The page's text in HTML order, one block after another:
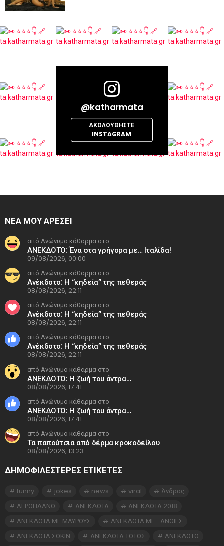
@katharmata
ΑΚΟΛΟΥΘΉΣΤΕ
INSTAGRAM
ΝΕΑ ΜΟΥ ΑΡΕΣΕΙ
από Ανώνυμο κάθαρμα στο
ΑΝΕΚΔΟΤΟ: Ένα στα γρήγορα με… Ιταλίδα!
09/08/2026, 00:00
από Ανώνυμο κάθαρμα στο
Ανέκδοτο: Η “κηδεία” της πεθεράς
08/08/2026, 22:11
από Ανώνυμο κάθαρμα στο
Ανέκδοτο: Η “κηδεία” της πεθεράς
08/08/2026, 22:11
από Ανώνυμο κάθαρμα στο
Ανέκδοτο: Η “κηδεία” της πεθεράς
08/08/2026, 22:11
από Ανώνυμο κάθαρμα στο
ΑΝΕΚΔΟΤΟ: Η ζωή του άντρα…
08/08/2026, 17:41
από Ανώνυμο κάθαρμα στο
ΑΝΕΚΔΟΤΟ: Η ζωή του άντρα…
08/08/2026, 17:41
από Ανώνυμο κάθαρμα στο
Τα παπούτσια από δέρμα κροκοδείλου
08/08/2026, 13:23
ΔΗΜΟΦΙΛΕΣΤΕΡΕΣ ΕΤΙΚΈΤΕΣ
funny jokes news viral
Άνδρας
ΑΕΡΟΠΛΑΝΟ
ΑΝΕΚΔΟΤΑ
ΑΝΕΚΔΟΤΑ 2018
ΑΝΕΚΔΟΤΑ ΜΕ ΜΑΥΡΟΥΣ
ΑΝΕΚΔΟΤΑ ΜΕ ΞΑΝΘΙΕΣ
ΑΝΕΚΔΟΤΑ ΣΟΚΙΝ
ΑΝΕΚΔΟΤΑ ΤΟΤΟΣ
ΑΝΕΚΔΟΤΟ